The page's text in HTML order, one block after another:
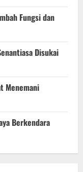
Fungsi dan
Disukai
Menemani
Berkendara